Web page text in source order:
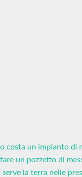
costa un impianto di
un pozzetto di
serve la terra nelle